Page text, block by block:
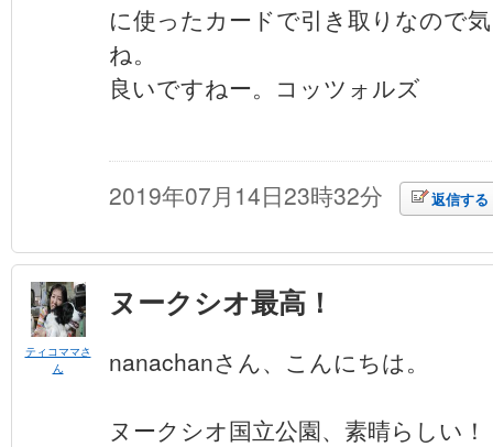
に使ったカードで引き取りなので
ね。
良いですねー。コッツォルズ
2019年07月14日23時32分 返信する
ティコママさ
ん
ヌークシオ最高！
nanachanさん、こんにちは。
ヌークシオ国立公園、素晴らしい！